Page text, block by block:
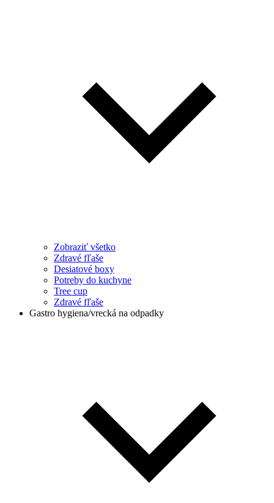
Zobraziť všetko
Zdravé fľaše
Desiatové boxy
Potreby do kuchyne
Tree cup
Zdravé fľaše
Gastro hygiena/vrecká na odpadky